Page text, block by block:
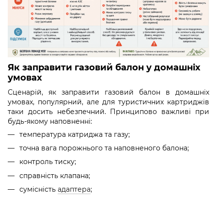
Як заправити газовий балон у домашніх
умовах
Сценарій, як заправити газовий балон в домашніх
умовах, популярний, але для туристичних картриджів
таки досить небезпечний. Принципово важливі при
будь-якому наповненні:
температура катриджа та газу;
точна вага порожнього та наповненого балона;
контроль тиску;
справність клапана;
сумісність адаптера;